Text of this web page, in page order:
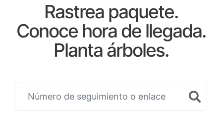
Rastrea paquete.
Conoce hora de llegada.
Planta árboles.